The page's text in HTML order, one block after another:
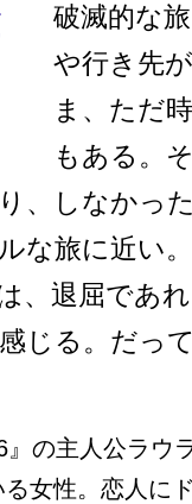
破滅的な
や行き先
ま、ただ
もある。
、しなかっ
な旅に近い
、退屈であ
じる。だっ
』の主人公ラウ
女性。恋人に